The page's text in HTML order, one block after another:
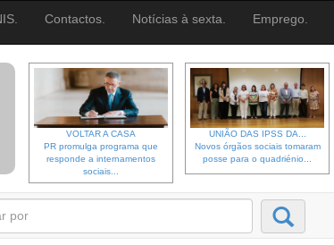
Contactos. Notícias à sexta. Emprego.
VOLTAR A CASA
PR promulga programa que
responde a internamentos
sociais...
UNIÃO DAS IPSS DA...
Novos órgãos sociais tomaram
posse para o quadriénio...